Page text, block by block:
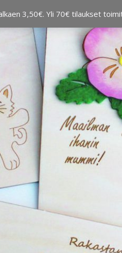
3,50€. Yli 70€ tilaukset